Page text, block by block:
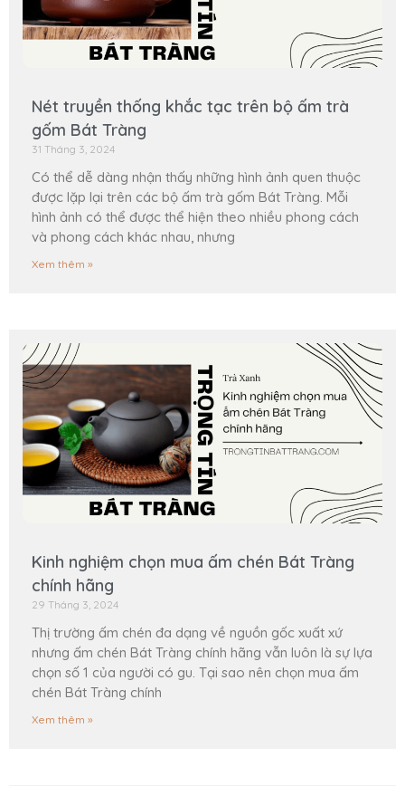
Nét truyền thống khắc tạc trên bộ ấm trà
gốm Bát Tràng
31 Tháng 3, 2024
Có thể dễ dàng nhận thấy những hình ảnh quen thuộc
được lặp lại trên các bộ ấm trà gốm Bát Tràng. Mỗi
hình ảnh có thể được thể hiện theo nhiều phong cách
và phong cách khác nhau, nhưng
Xem thêm »
Kinh nghiệm chọn mua ấm chén Bát Tràng
chính hãng
29 Tháng 3, 2024
Thị trường ấm chén đa dạng về nguồn gốc xuất xứ
nhưng ấm chén Bát Tràng chính hãng vẫn luôn là sự lựa
chọn số 1 của người có gu. Tại sao nên chọn mua ấm
chén Bát Tràng chính
Xem thêm »